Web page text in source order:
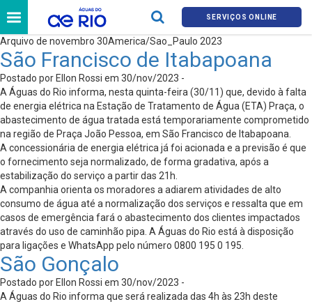
SERVIÇOS ONLINE
Arquivo de novembro 30America/Sao_Paulo 2023
São Francisco de Itabapoana
Postado por Ellon Rossi em 30/nov/2023 -
A Águas do Rio informa, nesta quinta-feira (30/11) que, devido à falta
de energia elétrica na Estação de Tratamento de Água (ETA) Praça, o
abastecimento de água tratada está temporariamente comprometido
na região de Praça João Pessoa, em São Francisco de Itabapoana.
A concessionária de energia elétrica já foi acionada e a previsão é que
o fornecimento seja normalizado, de forma gradativa, após a
estabilização do serviço a partir das 21h.
A companhia orienta os moradores a adiarem atividades de alto
consumo de água até a normalização dos serviços e ressalta que em
casos de emergência fará o abastecimento dos clientes impactados
através do uso de caminhão pipa. A Águas do Rio está à disposição
para ligações e WhatsApp pelo número 0800 195 0 195.
São Gonçalo
Postado por Ellon Rossi em 30/nov/2023 -
A Águas do Rio informa que será realizada das 4h às 23h deste